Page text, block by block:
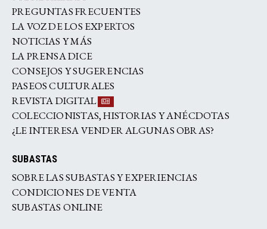
PREGUNTAS FRECUENTES
LA VOZ DE LOS EXPERTOS
NOTICIAS Y MÁS
LA PRENSA DICE
CONSEJOS Y SUGERENCIAS
PASEOS CULTURALES
REVISTA DIGITAL
COLECCIONISTAS, HISTORIAS Y ANÉCDOTAS
¿LE INTERESA VENDER ALGUNAS OBRAS?
SUBASTAS
SOBRE LAS SUBASTAS Y EXPERIENCIAS
CONDICIONES DE VENTA
SUBASTAS ONLINE